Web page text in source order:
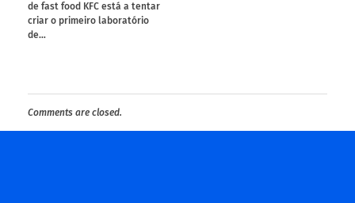
de fast food KFC está a tentar
criar o primeiro laboratório
de…
Comments are closed.